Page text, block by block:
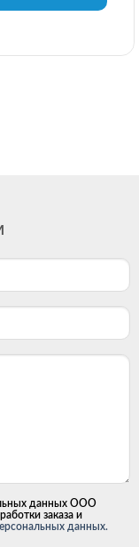
данных ООО
заказа и
данных.